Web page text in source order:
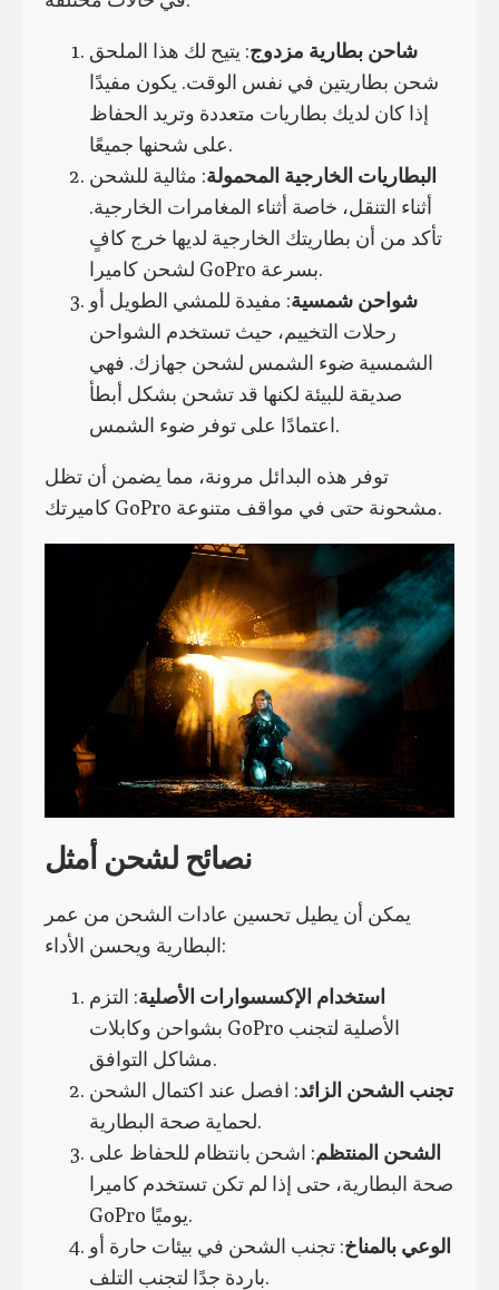
شاحن بطارية مزدوج: يتيح لك هذا الملحق
شحن بطاريتين في نفس الوقت. يكون مفيدًا
إذا كان لديك بطاريات متعددة وتريد الحفاظ
على شحنها جميعًا.
البطاريات الخارجية المحمولة: مثالية للشحن
أثناء التنقل، خاصة أثناء المغامرات الخارجية.
تأكد من أن بطاريتك الخارجية لديها خرج كافٍ
لشحن كاميرا GoPro بسرعة.
شواحن شمسية: مفيدة للمشي الطويل أو
رحلات التخييم، حيث تستخدم الشواحن
الشمسية ضوء الشمس لشحن جهازك. فهي
صديقة للبيئة لكنها قد تشحن بشكل أبطأ
اعتمادًا على توفر ضوء الشمس.
توفر هذه البدائل مرونة، مما يضمن أن تظل
كاميرتك GoPro مشحونة حتى في مواقف متنوعة.
نصائح لشحن أمثل
يمكن أن يطيل تحسين عادات الشحن من عمر
البطارية ويحسن الأداء:
استخدام الإكسسوارات الأصلية: التزم
بشواحن وكابلات GoPro الأصلية لتجنب
مشاكل التوافق.
تجنب الشحن الزائد: افصل عند اكتمال الشحن
لحماية صحة البطارية.
الشحن المنتظم: اشحن بانتظام للحفاظ على
صحة البطارية، حتى إذا لم تكن تستخدم كاميرا
GoPro يوميًا.
الوعي بالمناخ: تجنب الشحن في بيئات حارة أو
باردة جدًا لتجنب التلف.